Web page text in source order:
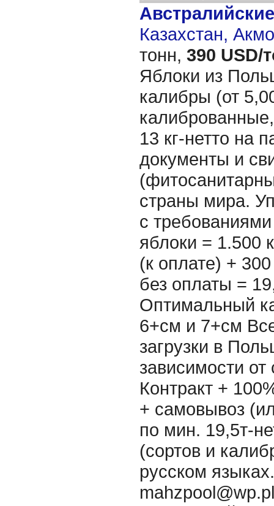
Казахстан,
тонн, 390 USD/
Яблоки из
калибры (от
13 кг-нетто на
документы и
страны мира.
с
яблоки = 1.500
(к оплате) +
без оплаты =
Оптимальный
6+см и 7+см
загрузки в
зависимости
Контракт +
+ самовывоз
по мин. 19,5т-
(сортов и
русском